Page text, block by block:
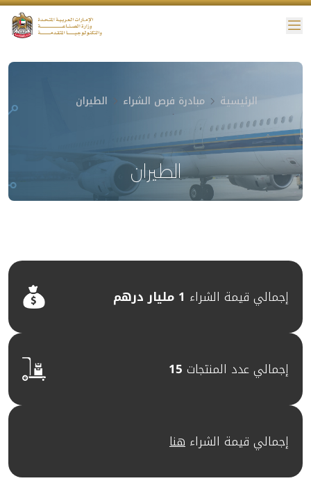
الرئيسية مبادرة فرص الشراء الطيران
الطيران
إجمالي قيمة الشراء 1 مليار درهم
إجمالي عدد المنتجات 15
إجمالي قيمة الشراء هنا